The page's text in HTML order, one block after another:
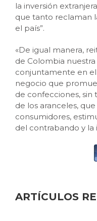
la inversión
que tanto reclaman
el país”.
«De igual manera,
de Colombia
conjuntamente en
negocio que
de confecciones,
de los aranceles,
consumidores,
del contrabando y la
ARTÍCULOS